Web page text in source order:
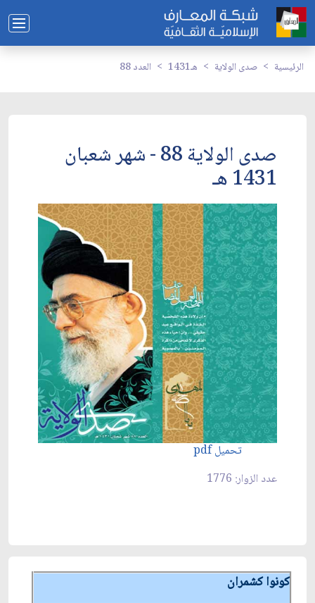
الرئيسية صدى الولاية 1431هـ العدد 88
صدى الولاية 88 - شهر شعبان
1431 هـ
تحميل pdf
عدد الزوار: 1776
كونوا كشمران